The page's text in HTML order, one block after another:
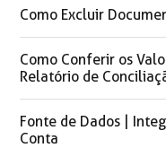
Como Excluir
Como Conferir os
Relatório de
Fonte de Dados |
Conta